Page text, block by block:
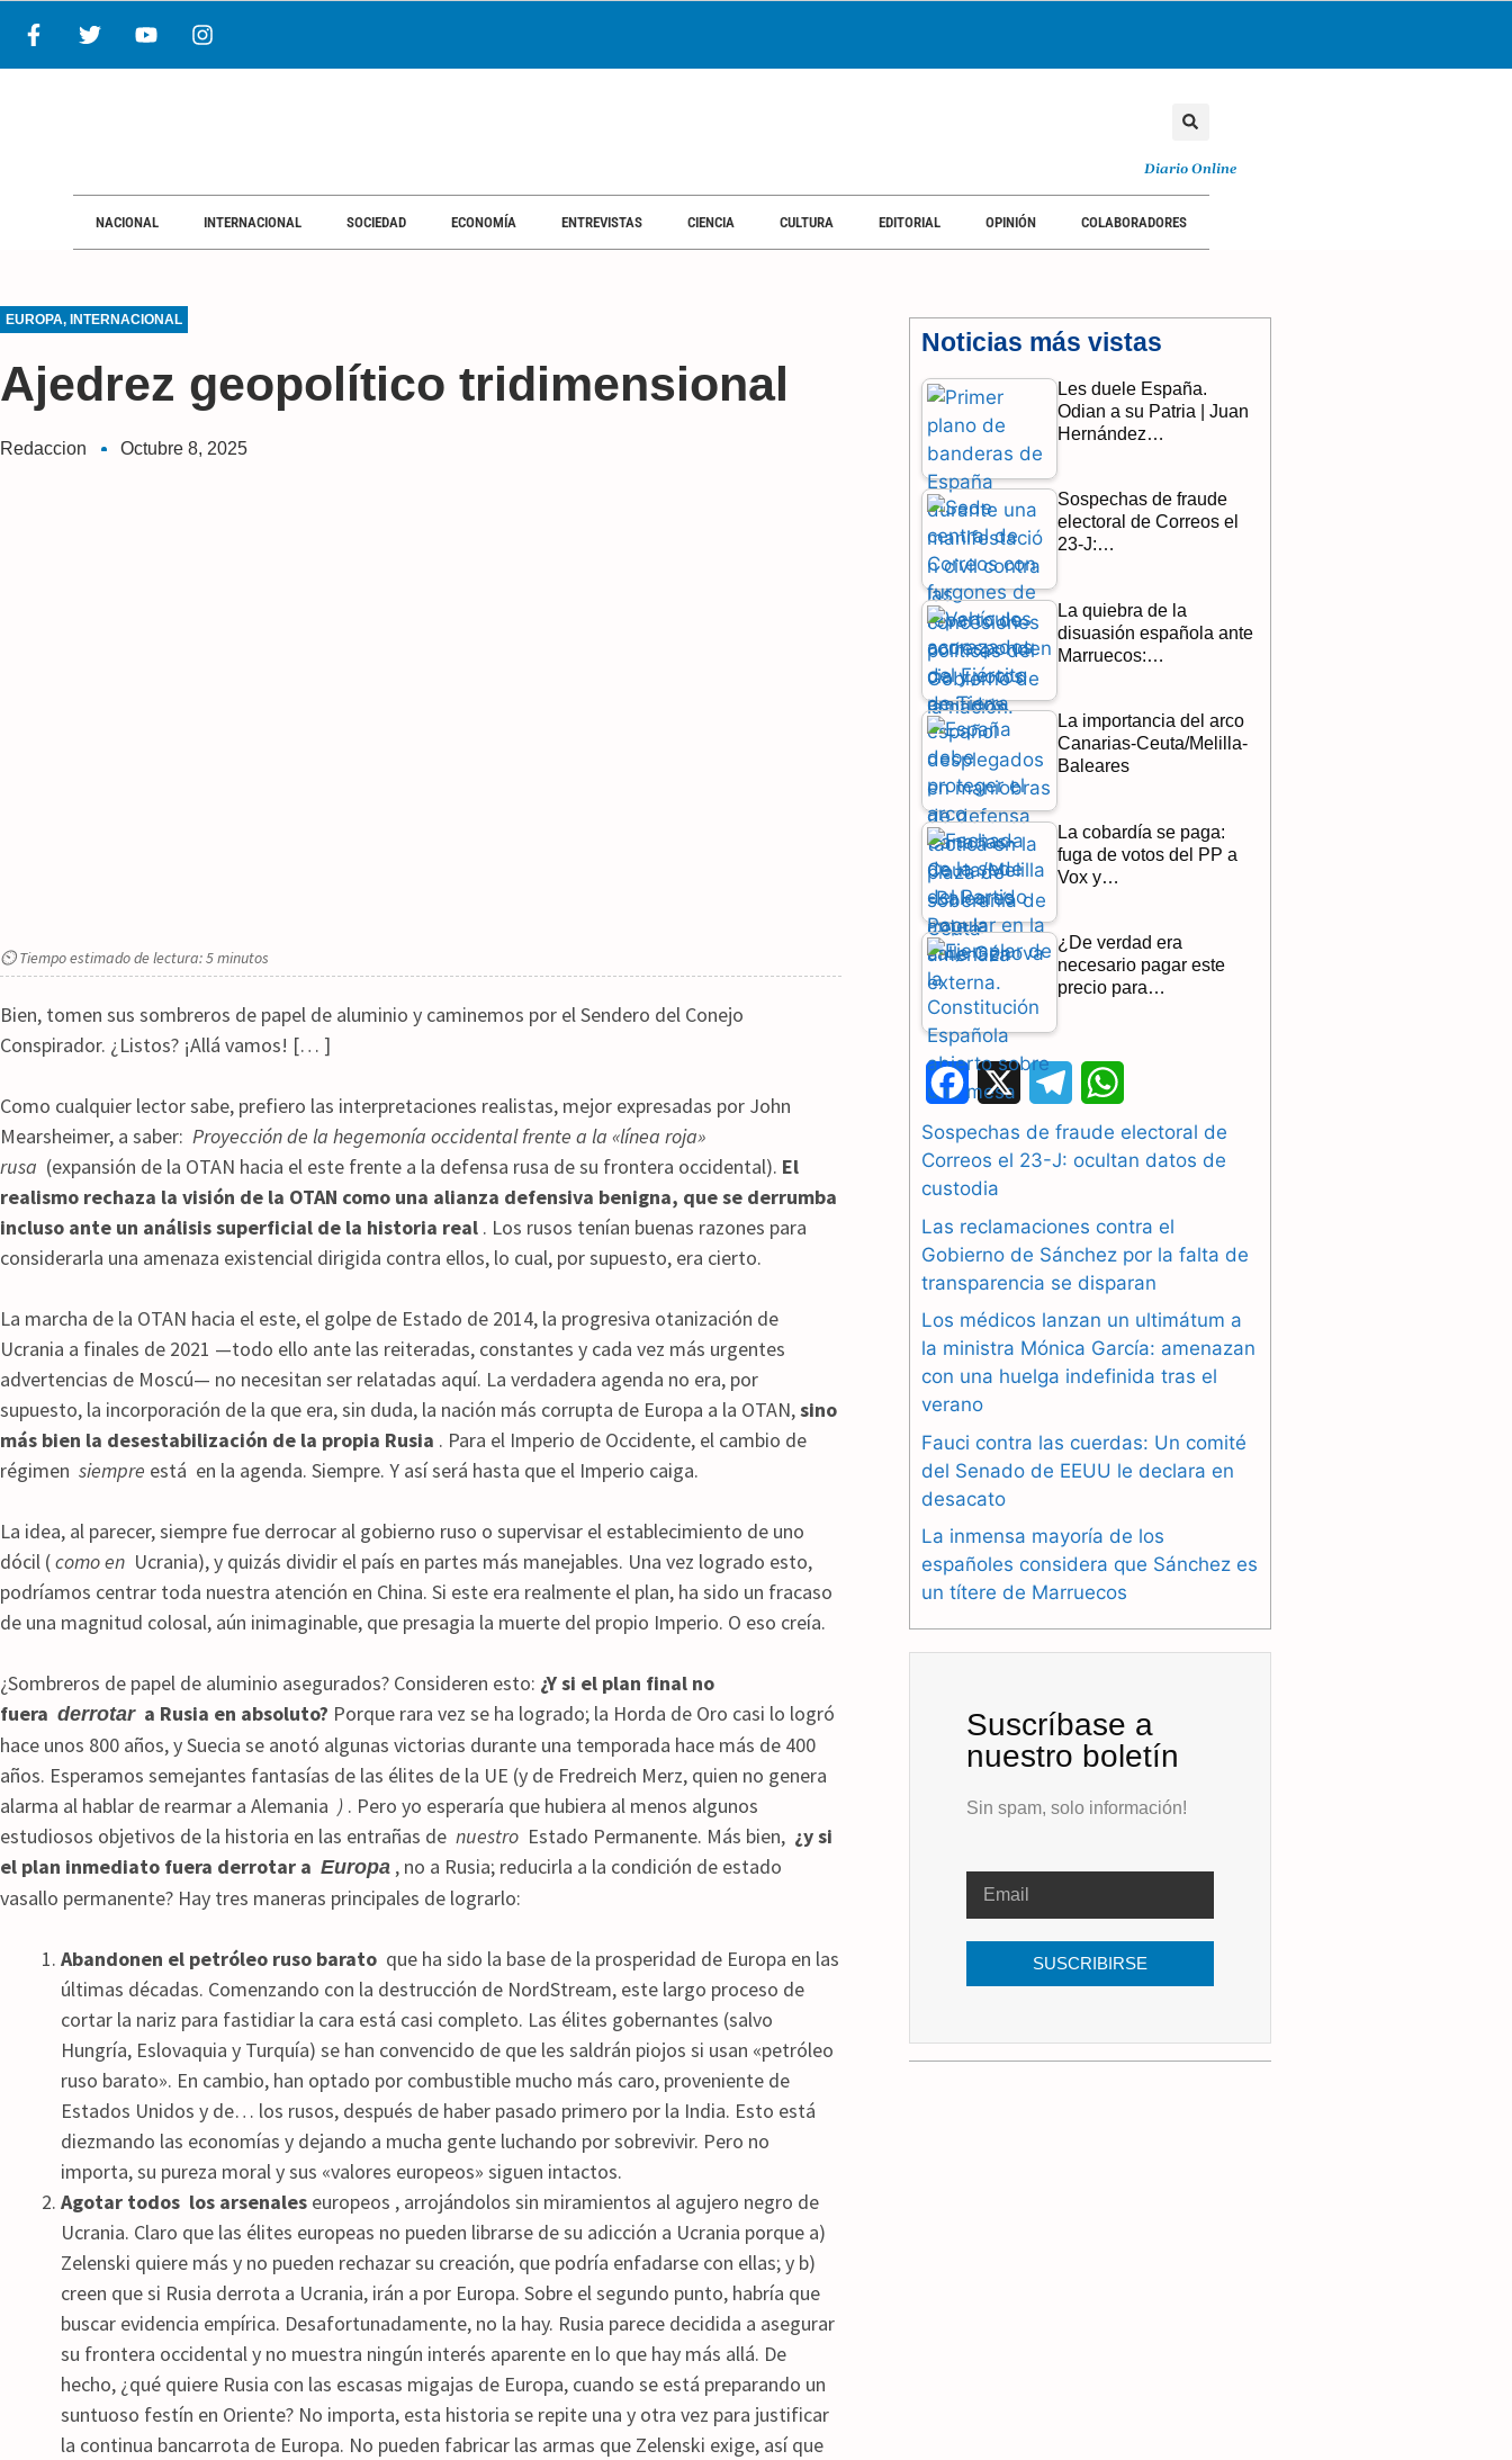
Diario Online
NACIONAL INTERNACIONAL SOCIEDAD ECONOMÍA ENTREVISTAS CIENCIA CULTURA EDITORIAL OPINIÓN COLABORADORES
EUROPA, INTERNACIONAL
Ajedrez geopolítico tridimensional
Redaccion Octubre 8, 2025
⏲ Tiempo estimado de lectura: 5 minutos
Bien, tomen sus sombreros de papel de aluminio y caminemos por el Sendero del Conejo
Conspirador. ¿Listos? ¡Allá vamos! [… ]
Como cualquier lector sabe, prefiero las interpretaciones realistas, mejor expresadas por John
Mearsheimer, a saber: Proyección de la hegemonía occidental frente a la «línea roja»
rusa (expansión de la OTAN hacia el este frente a la defensa rusa de su frontera occidental). El
realismo rechaza la visión de la OTAN como una alianza defensiva benigna, que se derrumba
incluso ante un análisis superficial de la historia real . Los rusos tenían buenas razones para
considerarla una amenaza existencial dirigida contra ellos, lo cual, por supuesto, era cierto.
La marcha de la OTAN hacia el este, el golpe de Estado de 2014, la progresiva otanización de
Ucrania a finales de 2021 —todo ello ante las reiteradas, constantes y cada vez más urgentes
advertencias de Moscú— no necesitan ser relatadas aquí. La verdadera agenda no era, por
supuesto, la incorporación de la que era, sin duda, la nación más corrupta de Europa a la OTAN,sino
más bien la desestabilización de la propia Rusia . Para el Imperio de Occidente, el cambio de
régimen siempre está en la agenda. Siempre. Y así será hasta que el Imperio caiga.
La idea, al parecer, siempre fue derrocar al gobierno ruso o supervisar el establecimiento de uno
dócil (como en Ucrania), y quizás dividir el país en partes más manejables. Una vez logrado esto,
podríamos centrar toda nuestra atención en China. Si este era realmente el plan, ha sido un fracaso
de una magnitud colosal, aún inimaginable, que presagia la muerte del propio Imperio. O eso creía.
¿Sombreros de papel de aluminio asegurados? Consideren esto: ¿Y si el plan final no
fuera derrotara Rusia en absoluto? Porque rara vez se ha logrado; la Horda de Oro casi lo logró
hace unos 800 años, y Suecia se anotó algunas victorias durante una temporada hace más de 400
años. Esperamos semejantes fantasías de las élites de la UE (y de Fredreich Merz, quien no genera
alarma al hablar de rearmar a Alemania ) . Pero yo esperaría que hubiera al menos algunos
estudiosos objetivos de la historia en las entrañas de nuestro Estado Permanente. Más bien, ¿y si
el plan inmediato fuera derrotar a Europa , no a Rusia; reducirla a la condición de estado
vasallo permanente? Hay tres maneras principales de lograrlo:
Abandonen el petróleo ruso barato que ha sido la base de la prosperidad de Europa en las
últimas décadas. Comenzando con la destrucción de NordStream, este largo proceso de
cortar la nariz para fastidiar la cara está casi completo. Las élites gobernantes (salvo
Hungría, Eslovaquia y Turquía) se han convencido de que les saldrán piojos si usan «petróleo
ruso barato». En cambio, han optado por combustible mucho más caro, proveniente de
Estados Unidos y de… los rusos, después de haber pasado primero por la India. Esto está
diezmando las economías y dejando a mucha gente luchando por sobrevivir. Pero no
importa, su pureza moral y sus «valores europeos» siguen intactos.
Agotar todos los arsenales europeos , arrojándolos sin miramientos al agujero negro de
Ucrania. Claro que las élites europeas no pueden librarse de su adicción a Ucrania porque a)
Zelenski quiere más y no pueden rechazar su creación, que podría enfadarse con ellas; y b)
creen que si Rusia derrota a Ucrania, irán a por Europa. Sobre el segundo punto, habría que
buscar evidencia empírica. Desafortunadamente, no la hay. Rusia parece decidida a asegurar
su frontera occidental y no muestra ningún interés aparente en lo que hay más allá. De
hecho, ¿qué quiere Rusia con las escasas migajas de Europa, cuando se está preparando un
suntuoso festín en Oriente? No importa, esta historia se repite una y otra vez para justificar
la continua bancarrota de Europa. No pueden fabricar las armas que Zelenski exige, así que
Noticias más vistas
Les duele España.
Odian a su Patria | Juan
Hernández…
Sospechas de fraude
electoral de Correos el
23-J:…
La quiebra de la
disuasión española ante
Marruecos:…
La importancia del arco
Canarias-Ceuta/Melilla-
Baleares
La cobardía se paga:
fuga de votos del PP a
Vox y…
¿De verdad era
necesario pagar este
precio para…
F
a
c
b
o
o
k
e
l
g
a
m
h
a
s
A
p
p
Sospechas de fraude electoral de
Correos el 23-J: ocultan datos de
custodia
Las reclamaciones contra el
Gobierno de Sánchez por la falta de
transparencia se disparan
Los médicos lanzan un ultimátum a
la ministra Mónica García: amenazan
con una huelga indefinida tras el
verano
Fauci contra las cuerdas: Un comité
del Senado de EEUU le declara en
desacato
La inmensa mayoría de los
españoles considera que Sánchez es
un títere de Marruecos
Suscríbase a
nuestro boletín
Sin spam, solo información!
SUSCRIBIRSE